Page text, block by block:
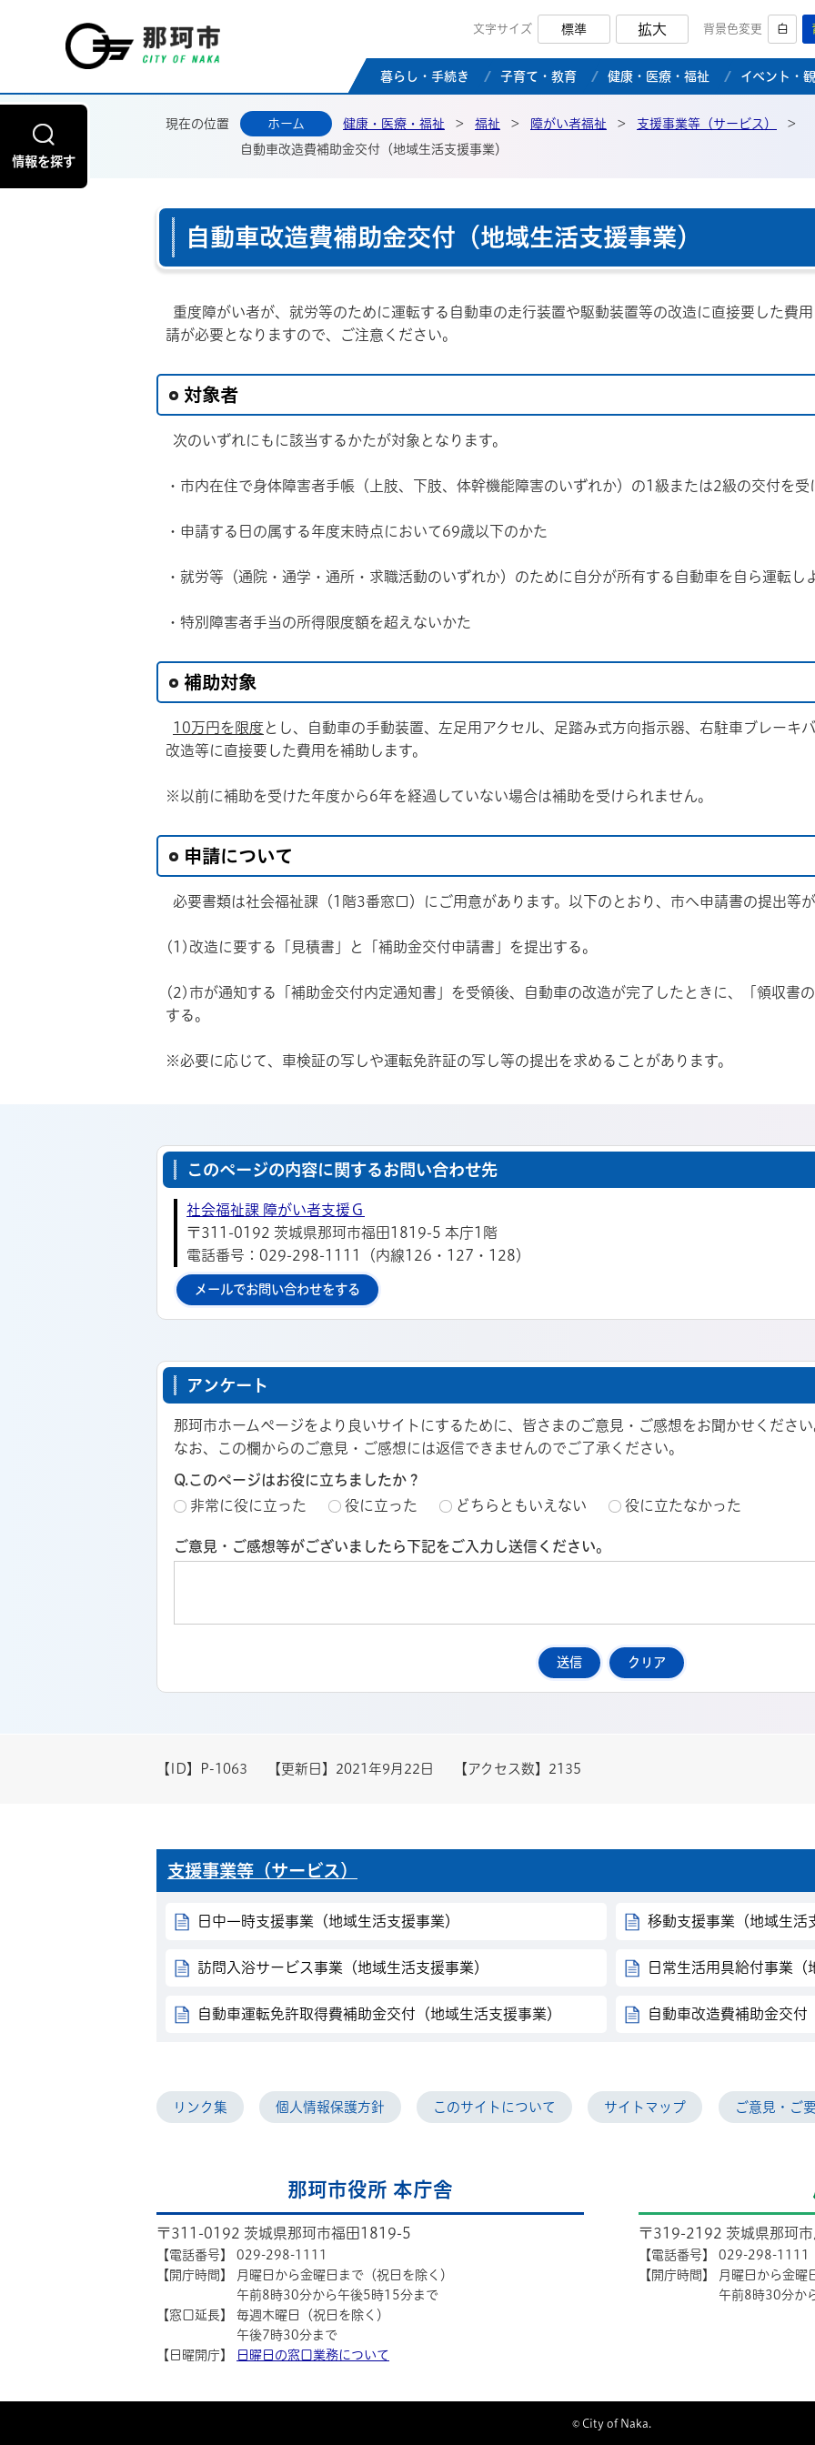
那珂市公式ホームページ
文字サイズ 標準 拡大 背景色変更 白
暮らし・手続き 子育て・教育 健康・医療・福祉 イベント・
情報を探す
現在の位置 ホーム 健康・医療・福祉 > 福祉 > 障がい者福祉 > 支援事業等（サービス）
>
自動車改造費補助金交付（地域生活支援事業）
自動車改造費補助金交付（地域生活支援事業）
重度障がい者が、就労等のために運転する自動車の走行装置や駆動装置等の改造に直接要した費
請が必要となりますので、ご注意ください。
対象者
次のいずれにもに該当するかたが対象となります。
・市内在住で身体障害者手帳（上肢、下肢、体幹機能障害のいずれか）の1級または2級の交付を受
・申請する日の属する年度末時点において69歳以下のかた
・就労等（通院・通学・通所・求職活動のいずれか）のために自分が所有する自動車を自ら運転し
・特別障害者手当の所得限度額を超えないかた
補助対象
10万円を限度 とし、自動車の手動装置、左足用アクセル、足踏み式方向指示器、右駐車ブレーキ
改造等に直接要した費用を補助します。
※以前に補助を受けた年度から6年を経過していない場合は補助を受けられません。
申請について
必要書類は社会福祉課（1階3番窓口）にご用意があります。以下のとおり、市へ申請書の提出等
(1)改造に要する「見積書」と「補助金交付申請書」を提出する。
(2)市が通知する「補助金交付内定通知書」を受領後、自動車の改造が完了したときに、「領収書
する。
※必要に応じて、車検証の写しや運転免許証の写し等の提出を求めることがあります。
このページの内容に関するお問い合わせ先
社会福祉課 障がい者支援Ｇ
〒311-0192 茨城県那珂市福田1819-5 本庁1階
電話番号：029-298-1111（内線126・127・128）
メールでお問い合わせをする
アンケート
那珂市ホームページをより良いサイトにするために、皆さまのご意見・ご感想をお聞かせくださ
なお、この欄からのご意見・ご感想には返信できませんのでご了承ください。
Q.このページはお役に立ちましたか？
非常に役に立った
役に立った どちらともいえない 役に立たなかった
ご意見・ご感想等がございましたら下記をご入力し送信ください。
【ID】 P-1063 【更新日】 2021年9月22日 【アクセス数】 2135
支援事業等（サービス）
日中一時支援事業（地域生活支援事業） 移動支援事業（地域生活
訪問入浴サービス事業（地域生活支援事業） 日常生活用具給付事業（
自動車運転免許取得費補助金交付（地域生活支援事業） 自動車改造費補助金交付
リンク集 個人情報保護方針 このサイトについて サイトマップ ご意見・ご
那珂市役所 本庁舎
〒311-0192 茨城県那珂市福田1819-5
【電話番号】
029-298-1111
【開庁時間】
月曜日から金曜日まで（祝日を除く）
午前8時30分から午後5時15分まで
【窓口延長】
毎週木曜日（祝日を除く）
午後7時30分まで
【日曜開庁】
日曜日の窓口業務について
〒319-2192 茨城県那珂
【電話番号】
029-298-1111
【開庁時間】
月曜日から金曜
午前8時30分か
© City of Naka.